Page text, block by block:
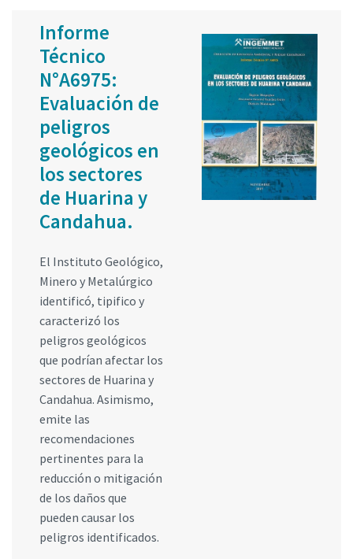
Informe
Técnico
N°A6975:
Evaluación de
peligros
geológicos en
los sectores
de Huarina y
Candahua.
El Instituto Geológico,
Minero y Metalúrgico
identificó, tipifico y
caracterizó los
peligros geológicos
que podrían afectar los
sectores de Huarina y
Candahua. Asimismo,
emite las
recomendaciones
pertinentes para la
reducción o mitigación
de los daños que
pueden causar los
peligros identificados.